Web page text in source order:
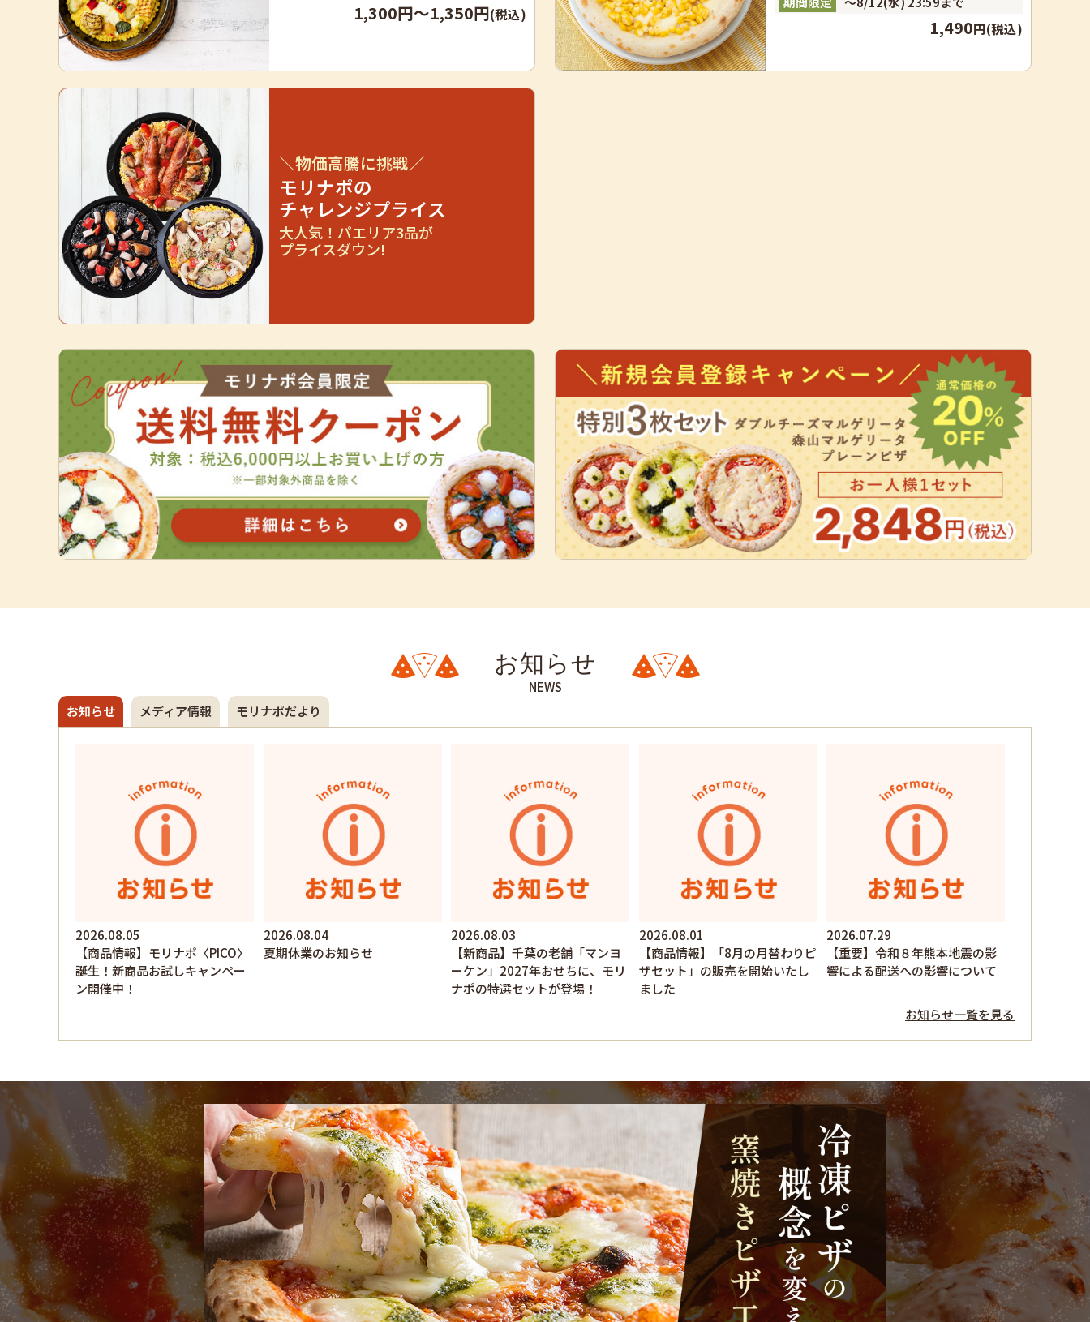
1,300円～1,350円(税込)
1,490円(税込)
＼物価高騰に挑戦／
モリナポの
チャレンジプライス
大人気！パエリア3品が
プライスダウン!
お知らせ
NEWS
お知らせ
メディア情報 モリナポだより
2026.08.05
【商品情報】モリナポ〈PICO〉
誕生！新商品お試しキャンペー
ン開催中！
2026.08.04
夏期休業のお知らせ
2026.08.03
【新商品】千葉の老舗「マンヨ
ーケン」2027年おせちに、モリ
ナポの特選セットが登場！
2026.08.01
【商品情報】「8月の月替わりピ
ザセット」の販売を開始いたし
ました
2026.07.29
【重要】令和８年熊本地震の影
響による配送への影響について
お知らせ一覧を見る